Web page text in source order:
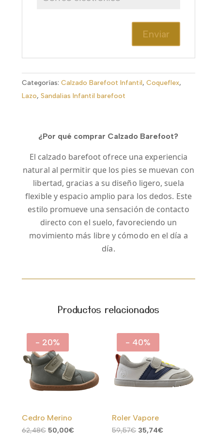
Categorías: Calzado Barefoot Infantil, Coqueflex,
Lazo, Sandalias Infantil barefoot
¿Por qué comprar Calzado Barefoot?
El calzado barefoot ofrece una experiencia
natural al permitir que los pies se muevan con
libertad, gracias a su diseño ligero, suela
flexible y espacio amplio para los dedos. Este
estilo promueve una sensación de contacto
directo con el suelo, favoreciendo un
movimiento más libre y cómodo en el día a
día.
Productos relacionados
- 20%
Cedro Merino
62,48€ El
50,00€El
- 40%
Roler Vapore
59,57€ El
35,74€El